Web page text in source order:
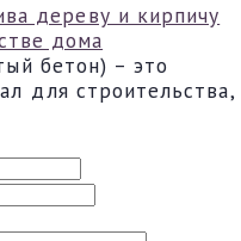
дереву и кирпичу
дома
бетон) – это
для строительства,